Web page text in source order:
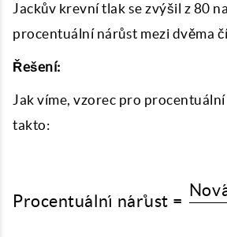
Jackův krevní tlak se zvýšil z 80
procentuální nárůst mezi dvěma
Řešení:
Jak víme, vzorec pro
takto:
Procentua
ˊ lnı
ˊ na
ˊ ru
˚ st =
Novˊ